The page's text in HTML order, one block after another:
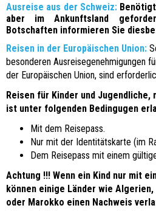
Ausreise aus der Schweiz:
aber im Ankunftsland
Botschaften informieren Sie
Reisen in der Europäischen Union:
besonderen Ausreisegenehmigungen
der Europäischen Union, sind
Reisen für Kinder und
ist unter folgenden Bedingugen
Mit dem Reisepass.
Nur mit der Identitätskarte (im
Dem Reisepass mit einem
Achtung !!! Wenn ein Kind nur mit
können einige Länder wie
oder Marokko einen Nachweis